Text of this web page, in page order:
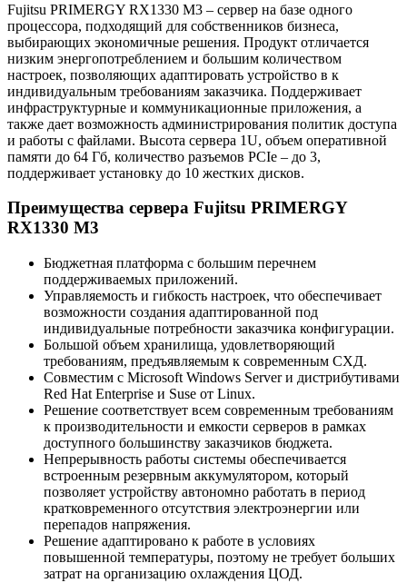
Fujitsu PRIMERGY RX1330 M3 – сервер на базе одного
процессора, подходящий для собственников бизнеса,
выбирающих экономичные решения. Продукт отличается
низким энергопотреблением и большим количеством
настроек, позволяющих адаптировать устройство в к
индивидуальным требованиям заказчика. Поддерживает
инфраструктурные и коммуникационные приложения, а
также дает возможность администрирования политик доступа
и работы с файлами. Высота сервера 1U, объем оперативной
памяти до 64 Гб, количество разъемов PCIe – до 3,
поддерживает установку до 10 жестких дисков.
Преимущества сервера Fujitsu PRIMERGY
RX1330 M3
Бюджетная платформа с большим перечнем
поддерживаемых приложений.
Управляемость и гибкость настроек, что обеспечивает
возможности создания адаптированной под
индивидуальные потребности заказчика конфигурации.
Большой объем хранилища, удовлетворяющий
требованиям, предъявляемым к современным СХД.
Совместим с Microsoft Windows Server и дистрибутивами
Red Hat Enterprise и Suse от Linux.
Решение соответствует всем современным требованиям
к производительности и емкости серверов в рамках
доступного большинству заказчиков бюджета.
Непрерывность работы системы обеспечивается
встроенным резервным аккумулятором, который
позволяет устройству автономно работать в период
кратковременного отсутствия электроэнергии или
перепадов напряжения.
Решение адаптировано к работе в условиях
повышенной температуры, поэтому не требует больших
затрат на организацию охлаждения ЦОД.